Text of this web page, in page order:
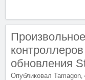
обновления
Опубликовал Tamagon,